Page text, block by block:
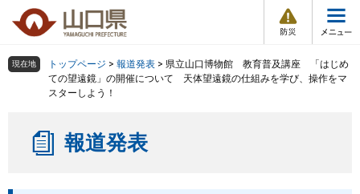
の
ー
情
報
メ
ュ
組織で探す
検索の仕方 組織で探す
現在地 トップページ > 報道発表 > 県立山口博物館 教育普及講座 「はじめ
ての望遠鏡」の開催について 天体望遠鏡の仕組みを学び、操作をマ
スターしよう！
報道発表